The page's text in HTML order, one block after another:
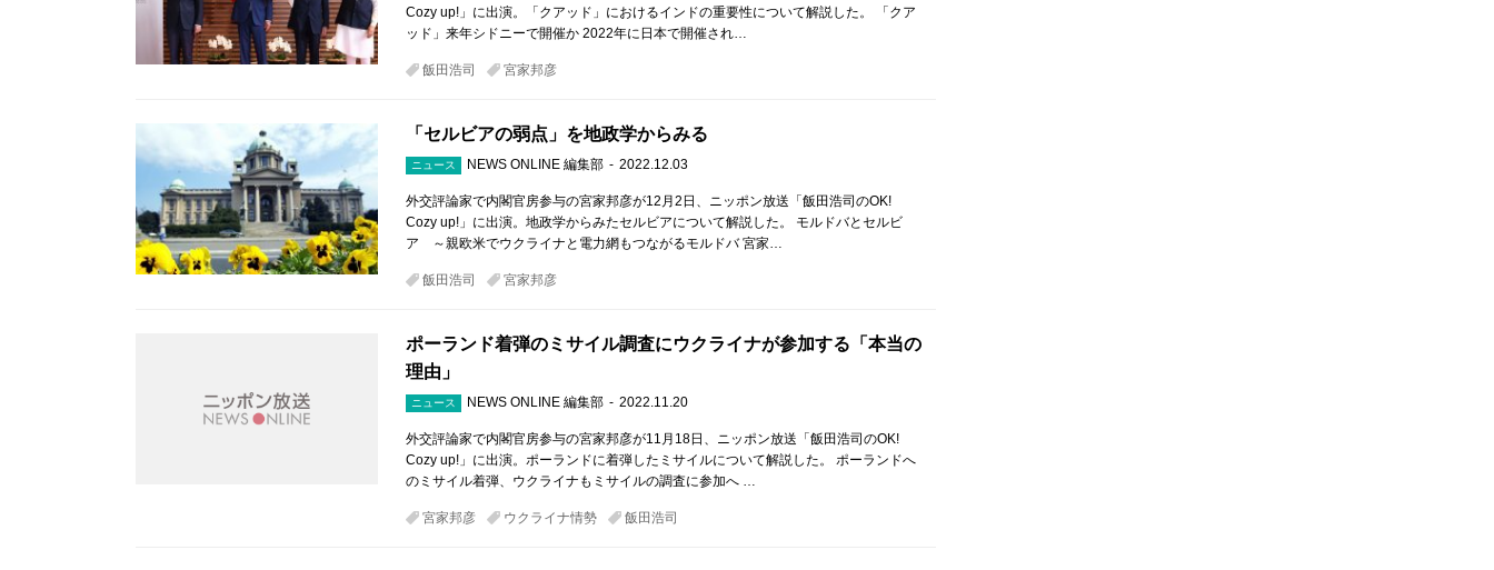
Cozy up!」に出演。「クアッド」におけるインドの重要性について解説した。 「クア
ッド」来年シドニーで開催か 2022年に日本で開催され…
飯田浩司 宮家邦彦
「セルビアの弱点」を地政学からみる
ニュース NEWS ONLINE 編集部 2022.12.03
外交評論家で内閣官房参与の宮家邦彦が12月2日、ニッポン放送「飯田浩司のOK!
Cozy up!」に出演。地政学からみたセルビアについて解説した。 モルドバとセルビ
ア ～親欧米でウクライナと電力網もつながるモルドバ 宮家…
飯田浩司 宮家邦彦
ポーランド着弾のミサイル調査にウクライナが参加する「本当の
理由」
ニュース NEWS ONLINE 編集部 2022.11.20
外交評論家で内閣官房参与の宮家邦彦が11月18日、ニッポン放送「飯田浩司のOK!
Cozy up!」に出演。ポーランドに着弾したミサイルについて解説した。 ポーランドへ
のミサイル着弾、ウクライナもミサイルの調査に参加へ …
宮家邦彦 ウクライナ情勢 飯田浩司